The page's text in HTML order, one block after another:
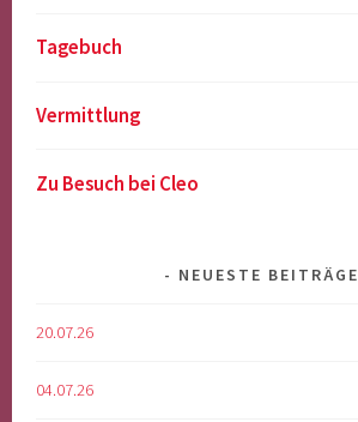
Tagebuch
Vermittlung
Zu Besuch bei Cleo
NEUESTE BEITRÄGE
20.07.26
04.07.26